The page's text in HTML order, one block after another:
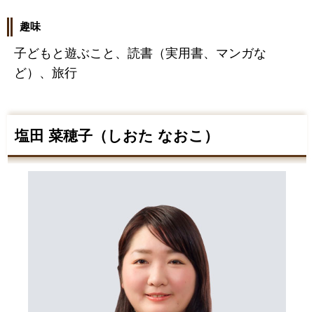
趣味
子どもと遊ぶこと、読書（実用書、マンガな
ど）、旅行
塩田 菜穂子（しおた なおこ）